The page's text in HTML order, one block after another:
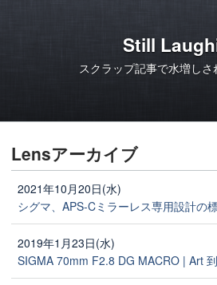
Still
スクラップ記事で水増し
Lensアーカイブ
2021年10月20日(水)
シグマ、APS-Cミラーレス専用設計の
2019年1月23日(水)
SIGMA 70mm F2.8 DG MACRO | Art